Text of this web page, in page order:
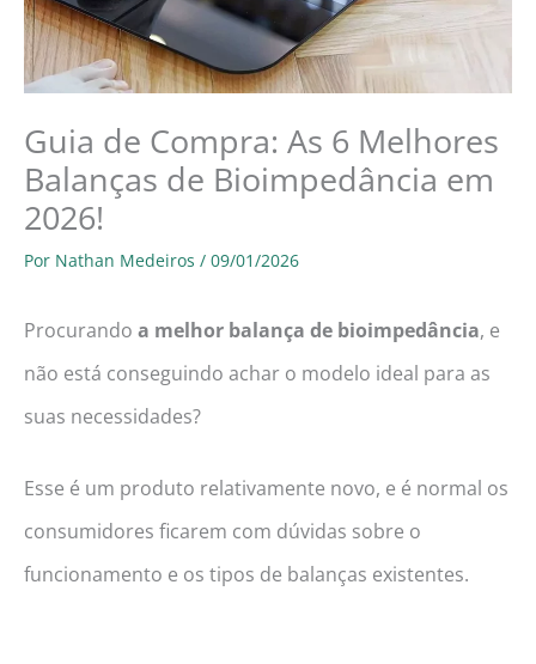
Guia de Compra: As 6 Melhores
Balanças de Bioimpedância em
2026!
Por Nathan Medeiros / 09/01/2026
Procurando a melhor balança de bioimpedância, e
não está conseguindo achar o modelo ideal para as
suas necessidades?
Esse é um produto relativamente novo, e é normal os
consumidores ficarem com dúvidas sobre o
funcionamento e os tipos de balanças existentes.